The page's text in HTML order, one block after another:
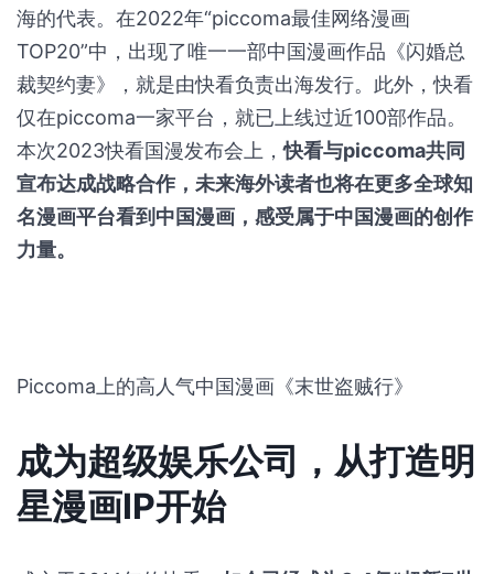
海的代表。在2022年“piccoma最佳网络漫画
TOP20”中，出现了唯一一部中国漫画作品《闪婚总
裁契约妻》，就是由快看负责出海发行。此外，快看
仅在piccoma一家平台，就已上线过近100部作品。
本次2023快看国漫发布会上，快看与piccoma共同
宣布达成战略合作，未来海外读者也将在更多全球知
名漫画平台看到中国漫画，感受属于中国漫画的创作
力量。
Piccoma上的高人气中国漫画《末世盗贼行》
成为超级娱乐公司，从打造明
星漫画IP开始